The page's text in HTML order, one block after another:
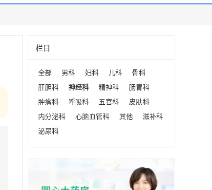
栏目
全部 男科 妇科 儿科
骨科
肝胆科
神经科 精神科
肠胃科
肿瘤科
呼吸科 五官科
皮肤科
内分泌科
心脑血管科 其他
滋补科
泌尿科